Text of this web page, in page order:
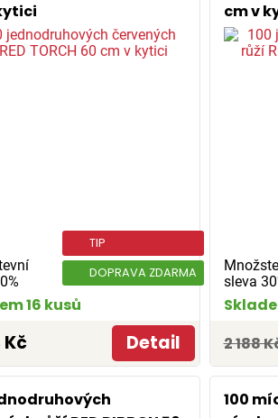
TIP
DOPRAVA ZDARMA
16 kusů
Kč Detail
cm v
sleva
2 188
100